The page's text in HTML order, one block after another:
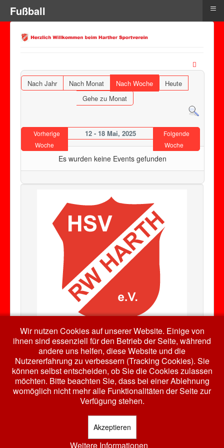
Nach Jahr Nach Monat Nach Woche
Heute
Gehe zu Monat
Vorherige
Woche
12 - 18 Mai, 2025
Folgende
Woche
Es wurden keine Events gefunden
Auch bei Facebook...
© 2026 HSV RW Harth e.V.
Wir nutzen Cookies auf unserer Website. Einige von
ihnen sind essenziell für den Betrieb der Seite, während
andere uns helfen, diese Website und die
Nutzererfahrung zu verbessern (Tracking Cookies). Sie
können selbst entscheiden, ob Sie die Cookies zulassen
möchten. Bitte beachten Sie, dass bei einer Ablehnung
womöglich nicht mehr alle Funktionalitäten der Seite zur
Verfügung stehen.
Akzeptieren
Weitere Informationen
Fußball ≡